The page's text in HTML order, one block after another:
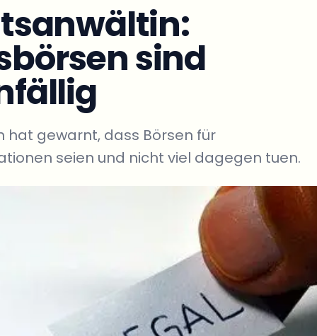
sind
hat gewarnt, dass Börsen für
seien und nicht viel dagegen tuen.